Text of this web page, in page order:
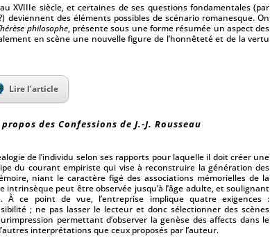
XVIIIe siècle, et certaines de ses questions fondamentales (par
deviennent des éléments possibles de scénario romanesque. On
philosophe, présente sous une forme résumée un aspect des
en scène une nouvelle figure de l’honnêteté et de la vertu
Lire l’article
des Confessions de J.-J. Rousseau
de l’individu selon ses rapports pour laquelle il doit créer une
du courant empiriste qui vise à reconstruire la génération des
niant le caractère figé des associations mémorielles de la
peut être observée jusqu’à l’âge adulte, et soulignant
ce point de vue, l’entreprise implique quatre exigences :
; ne pas lasser le lecteur et donc sélectionner des scènes
permettant d’observer la genèse des affects dans le
interprétations que ceux proposés par l’auteur.